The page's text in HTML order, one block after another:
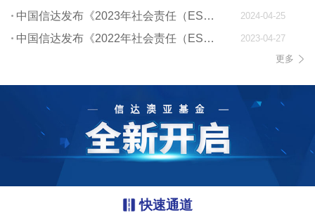
中国信达发布《2023年社会责任（ESG）报告》 2024-04-25
中国信达发布《2022年社会责任（ESG）报告》
2023-04-27
更多
快速通道